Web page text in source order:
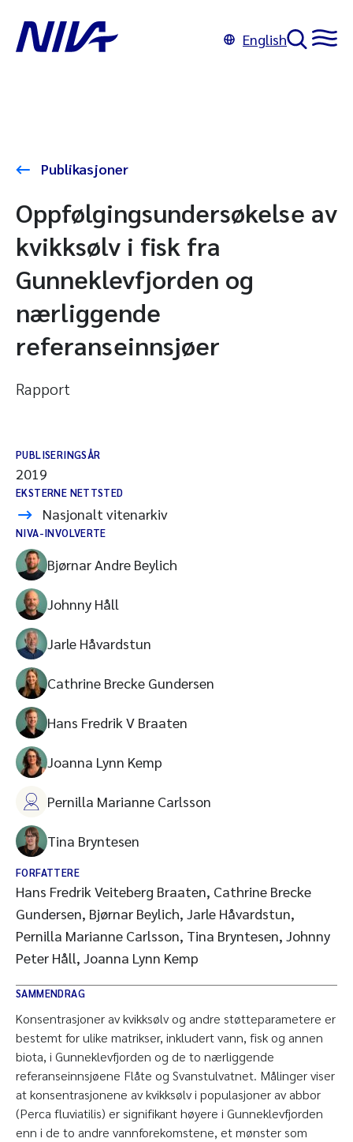
English
Publikasjoner
Oppfølgingsundersøkelse av
kvikksølv i fisk fra
Gunneklevfjorden og
nærliggende
referanseinnsjøer
Rapport
PUBLISERINGSÅR
2019
EKSTERNE NETTSTED
Nasjonalt vitenarkiv
NIVA-INVOLVERTE
Bjørnar Andre Beylich
Johnny Håll
Jarle Håvardstun
Cathrine Brecke Gundersen
Hans Fredrik V Braaten
Joanna Lynn Kemp
Pernilla Marianne Carlsson
Tina Bryntesen
FORFATTERE
Hans Fredrik Veiteberg Braaten, Cathrine Brecke
Gundersen, Bjørnar Beylich, Jarle Håvardstun,
Pernilla Marianne Carlsson, Tina Bryntesen, Johnny
Peter Håll, Joanna Lynn Kemp
SAMMENDRAG
Konsentrasjoner av kvikksølv og andre støtteparametere er
bestemt for ulike matrikser, inkludert vann, fisk og annen
biota, i Gunneklevfjorden og de to nærliggende
referanseinnsjøene Flåte og Svanstulvatnet. Målinger viser
at konsentrasjonene av kvikksølv i populasjoner av abbor
(Perca fluviatilis) er signifikant høyere i Gunneklevfjorden
enn i de to andre vannforekomstene, et mønster som